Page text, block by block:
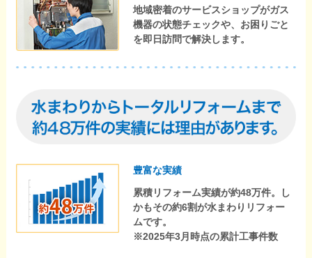
地域密着のサービスショップがガス
機器の状態チェックや、お困りごと
を即日訪問で解決します。
豊富な実績
累積リフォーム実績が約48万件。し
かもその約6割が水まわりリフォー
ムです。
※2025年3月時点の累計工事件数